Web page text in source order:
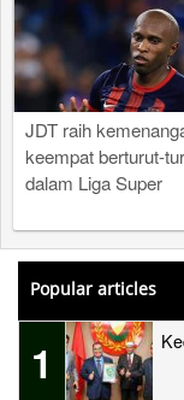
JDT raih
keempat berturut-
dalam Liga Super
Popular articles
1